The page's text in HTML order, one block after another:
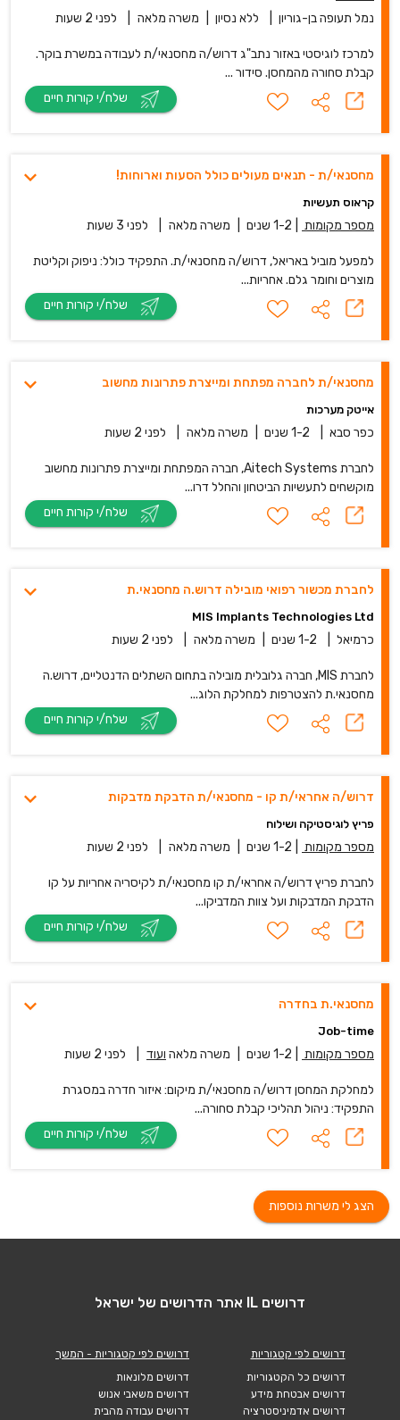
נמל תעופה בן-גוריון ללא נסיון משרה מלאה לפני 2 שעות
למרכז לוגיסטי באזור נתב"ג דרוש/ה מחסנאי/ת לעבודה במשרת בוקר.
קבלת סחורה מהמחסן. סידור ...
מחסנאי/ת - תנאים מעולים כולל הסעות וארוחות!
קראוס תעשיות
מספר מקומות 1-2 שנים משרה מלאה לפני 3 שעות
למפעל מוביל באריאל, דרוש/ה מחסנאי/ת. התפקיד כולל: ניפוק וקליטת
מוצרים וחומר גלם. אחריות...
מחסנאי/ת לחברה מפתחת ומייצרת פתרונות מחשוב
אייטק מערכות
כפר סבא 1-2 שנים משרה מלאה לפני 2 שעות
לחברת Aitech Systems, חברה המפתחת ומייצרת פתרונות מחשוב
מוקשחים לתעשיות הביטחון והחלל דרו...
לחברת מכשור רפואי מובילה דרוש.ה מחסנאי.ת
MIS Implants Technologies Ltd
כרמיאל 1-2 שנים משרה מלאה לפני 2 שעות
לחברת MIS, חברה גלובלית מובילה בתחום השתלים הדנטליים, דרוש.ה
מחסנאי.ת להצטרפות למחלקת הלוג...
דרוש/ה אחראי/ת קו - מחסנאי/ת הדבקת מדבקות
פריץ לוגיסטיקה ושילוח
מספר מקומות 1-2 שנים משרה מלאה לפני 2 שעות
לחברת פריץ דרוש/ה אחראי/ת קו מחסנאי/ת לקיסריה אחריות על קו
הדבקת המדבקות ועל צוות המדביקו...
מחסנאי.ת בחדרה
Job-time
מספר מקומות 1-2 שנים משרה מלאה ועוד לפני 2 שעות
למחלקת המחסן דרוש/ה מחסנאי/ת מיקום: איזור חדרה במסגרת
התפקיד: ניהול תהליכי קבלת סחורה...
הצג לי משרות נוספות
דרושים IL אתר הדרושים של ישראל
דרושים לפי קטגוריות
דרושים כל הקטגוריות
דרושים אבטחת מידע
דרושים אדמיניסטרציה
דרושים לפי קטגוריות - המשך
דרושים מלונאות
דרושים משאבי אנוש
דרושים עבודה מהבית